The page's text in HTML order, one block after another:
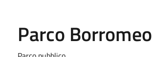
Parco Borromeo